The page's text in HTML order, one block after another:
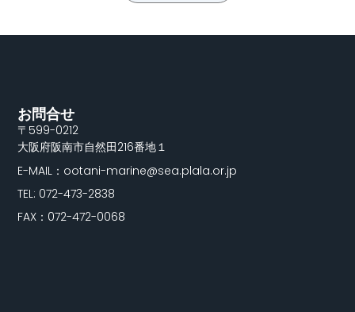
お問合せ
〒599-0212
大阪府阪南市自然田216番地１
E-MAIL：ootani-marine@sea.plala.or.jp
TEL: 072-473-2838
FAX：072-472-0068